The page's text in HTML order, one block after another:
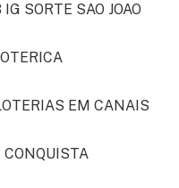
SORTE SAO JOAO
EM CANAIS
CONQUISTA